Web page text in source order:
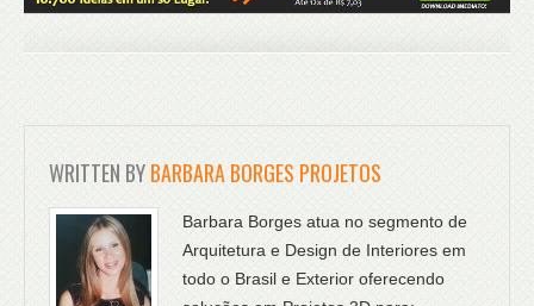
WRITTEN BYBARBARA BORGES PROJETOS
Barbara Borges atua no segmento de
Arquitetura e Design de Interiores em
todo o Brasil e Exterior oferecendo